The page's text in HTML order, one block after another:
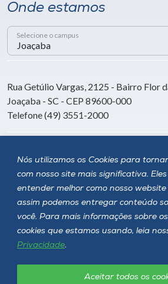
Nós utilizamos os Cookies para
com nosso site mais significativa.
entender melhor como nosso
assim podemos entregar conteúdo
você. Para mais informações sobre
cookies que estamos usando, leia
Privacidade.
Aceitar todos os
Onde estamos
Selecione o campus
Rua Getúlio Vargas, 2125 - Bairro Flor
Joaçaba - SC - CEP 89600-000
Telefone (49) 3551-2000
Siga a Unoesc